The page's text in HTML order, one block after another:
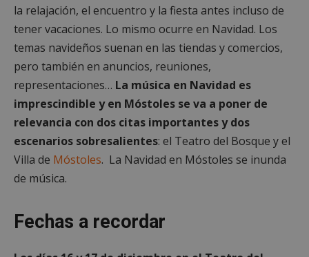
la relajación, el encuentro y la fiesta antes incluso de
tener vacaciones. Lo mismo ocurre en Navidad. Los
temas navideños suenan en las tiendas y comercios,
pero también en anuncios, reuniones,
representaciones… La música en Navidad es
imprescindible y en Móstoles se va a poner de
relevancia con dos citas importantes y dos
escenarios sobresalientes: el Teatro del Bosque y el
Villa de Móstoles. La Navidad en Móstoles se inunda
de música.
Fechas a recordar